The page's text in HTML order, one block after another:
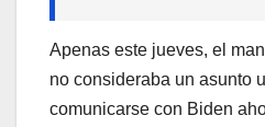
Apenas este jueves, el
no consideraba un asunto
comunicarse con Biden